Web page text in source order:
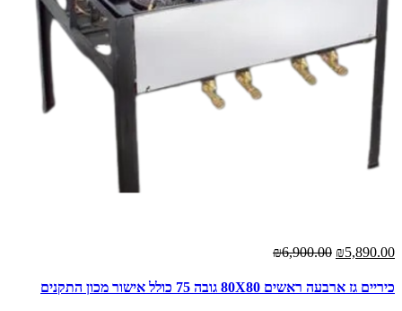
₪5,890.00
₪6,900.00
כיריים גז ארבעה ראשים 80X80 גובה 75 כולל אישור מכון התקנים